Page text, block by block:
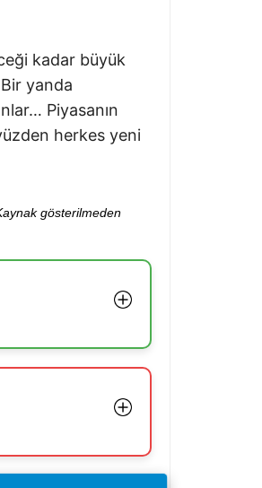
kadar büyük
yanda
Piyasanın
herkes yeni
gösterilmeden